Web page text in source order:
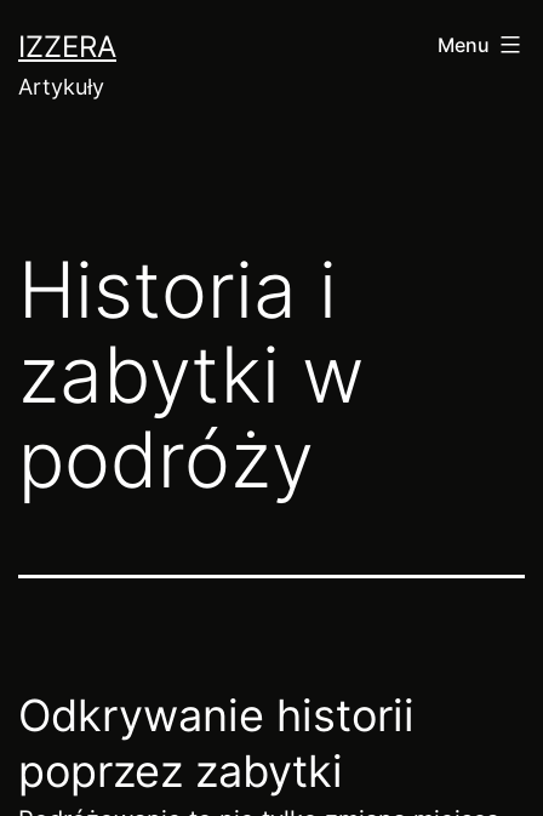
do
treści
IZZERA
Artykuły
Menu
Historia i
zabytki w
podróży
Odkrywanie historii
poprzez zabytki